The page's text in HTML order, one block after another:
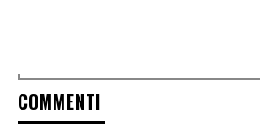
COMMENTI